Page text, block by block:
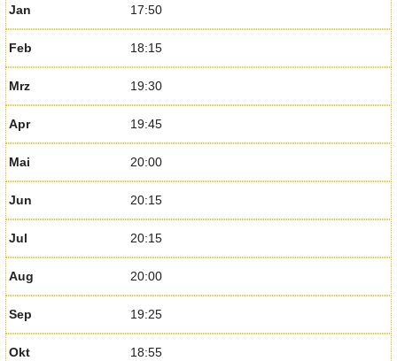
Jan 17:50
Feb 18:15
Mrz 19:30
Apr 19:45
Mai 20:00
Jun 20:15
Jul 20:15
Aug 20:00
Sep 19:25
Okt 18:55